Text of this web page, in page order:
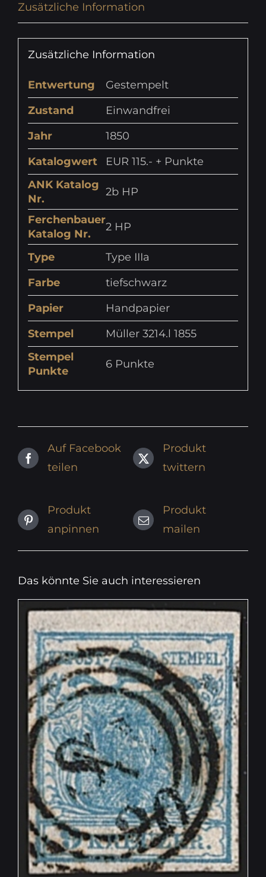
Zusätzliche Information
Zusätzliche Information
Entwertung
Gestempelt
Zustand
Einwandfrei
Jahr
1850
Katalogwert
EUR 115.- + Punkte
ANK Katalog
Nr.
2b HP
Ferchenbauer
Katalog Nr.
2 HP
Type
Type IIIa
Farbe
tiefschwarz
Papier
Handpapier
Stempel
Müller 3214.l 1855
Stempel
Punkte
6 Punkte
Auf Facebook
teilen
Produkt
twittern
Produkt
anpinnen
Produkt
mailen
Das könnte Sie auch interessieren